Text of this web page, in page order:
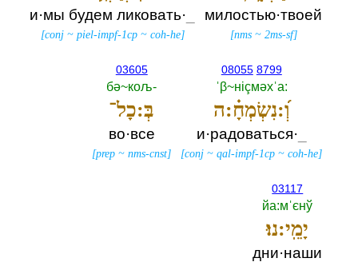
милостью·твоей
[nms~ 2ms-sf]
и·мы будем ликовать·
[conj~ piel-impf-1cp~ coh-he]
08055 8799
ˈβ~нiçмәхˈа:‎
וְ֝:נִשְׂמְחָ֗:ה
и·радоваться·
[conj ~qal-impf-1cp ~coh-he]
03605
бә~кољ-‎
בְּ:כָל־
во·все
[prep ~nms-cnst]
03117
йа:мˈєнў
יָמֵֽי:נוּ׃
дни·наши